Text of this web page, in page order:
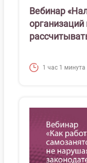
Вебинар
1 час 1 минута